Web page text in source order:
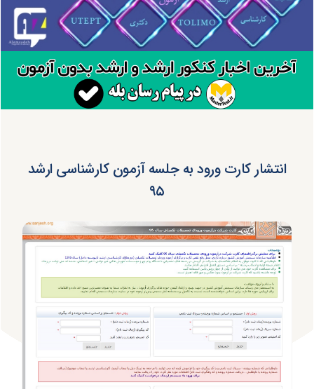
انتشار کارت ورود به جلسه آزمون کارشناسی ارشد
۹۵